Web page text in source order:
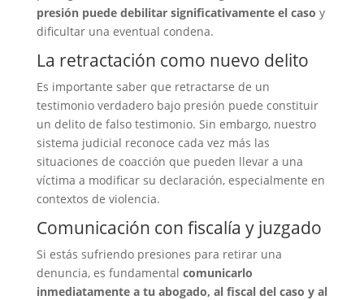
presión puede debilitar significativamente el caso y
dificultar una eventual condena.
La retractación como nuevo delito
Es importante saber que retractarse de un
testimonio verdadero bajo presión puede constituir
un delito de falso testimonio. Sin embargo, nuestro
sistema judicial reconoce cada vez más las
situaciones de coacción que pueden llevar a una
víctima a modificar su declaración, especialmente en
contextos de violencia.
Comunicación con fiscalía y juzgado
Si estás sufriendo presiones para retirar una
denuncia, es fundamental comunicarlo
inmediatamente a tu abogado, al fiscal del caso y al